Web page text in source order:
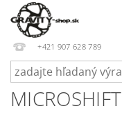
+421 907 628 789
MICROSHIFT